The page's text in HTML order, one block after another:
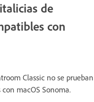
de
con
Classic no se prueban
macOS Sonoma.